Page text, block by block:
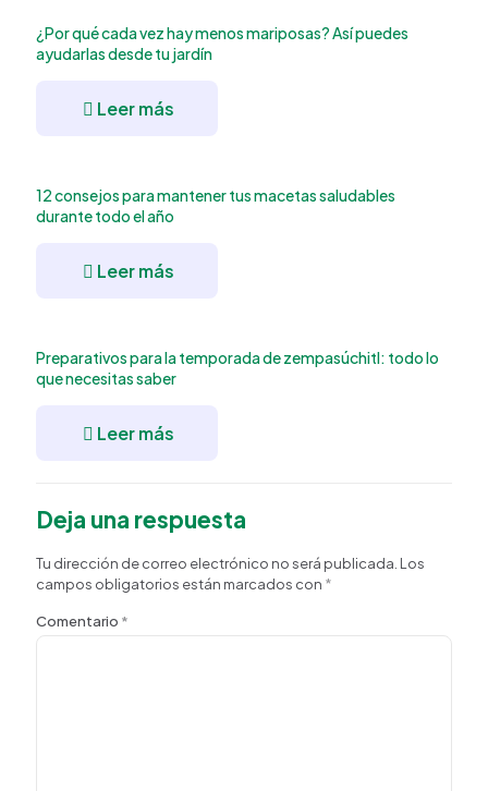
¿Por qué cada vez hay menos mariposas? Así puedes
ayudarlas desde tu jardín
Leer más
12 consejos para mantener tus macetas saludables
durante todo el año
Leer más
Preparativos para la temporada de zempasúchitl: todo lo
que necesitas saber
Leer más
Deja una respuesta
Tu dirección de correo electrónico no será publicada. Los
campos obligatorios están marcados con *
Comentario *